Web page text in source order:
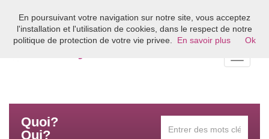
Bienvenue sur l'annuaire du coaching en France
Quoi?
Qui?
En poursuivant votre navigation sur notre site, vous acceptez
l'installation et l'utilisation de cookies, dans le respect de notre
politique de protection de votre vie privee.
En savoir plus Ok